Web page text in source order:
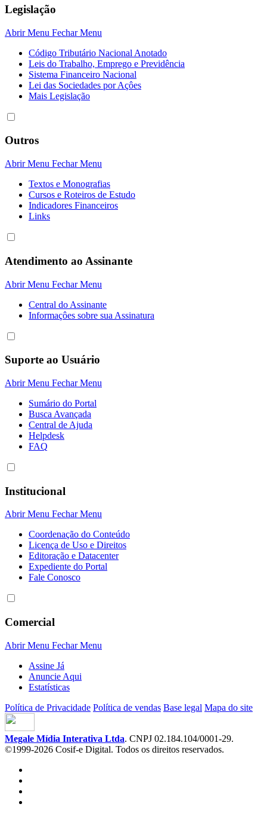
Legislação
Abrir Menu Fechar Menu
Código Tributário Nacional Anotado
Leis do Trabalho, Emprego e Previdência
Sistema Financeiro Nacional
Lei das Sociedades por Açôes
Mais Legislação
Outros
Abrir Menu Fechar Menu
Textos e Monografias
Cursos e Roteiros de Estudo
Indicadores Financeiros
Links
Atendimento ao Assinante
Abrir Menu Fechar Menu
Central do Assinante
Informaçôes sobre sua Assinatura
Suporte ao Usuário
Abrir Menu Fechar Menu
Sumário do Portal
Busca Avançada
Central de Ajuda
Helpdesk
FAQ
Institucional
Abrir Menu Fechar Menu
Coordenação do Conteúdo
Licença de Uso e Direitos
Editoração e Datacenter
Expediente do Portal
Fale Conosco
Comercial
Abrir Menu Fechar Menu
Assine Já
Anuncie Aqui
Estatísticas
Política de Privacidade Política de vendas Base legal Mapa do site
Megale Mídia Interativa Ltda. CNPJ 02.184.104/0001-29.
©1999-2026 Cosif-e Digital. Todos os direitos reservados.